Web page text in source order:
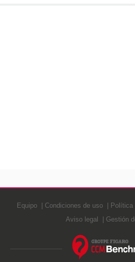
Equipo Condiciones de uso Política
Aviso legal
Gestión